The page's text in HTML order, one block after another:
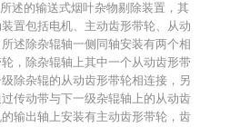
述的输送式烟叶杂物剔除装置，其
置包括电机、主动齿形带轮、从动
述除杂辊轴一侧同轴安装有两个相
，除杂辊轴上其中一个从动齿形带
除杂辊的从动齿形带轮相连接，另
传动带与下一级杂辊轴上的从动齿
输出轴上安装有主动齿形带轮，齿